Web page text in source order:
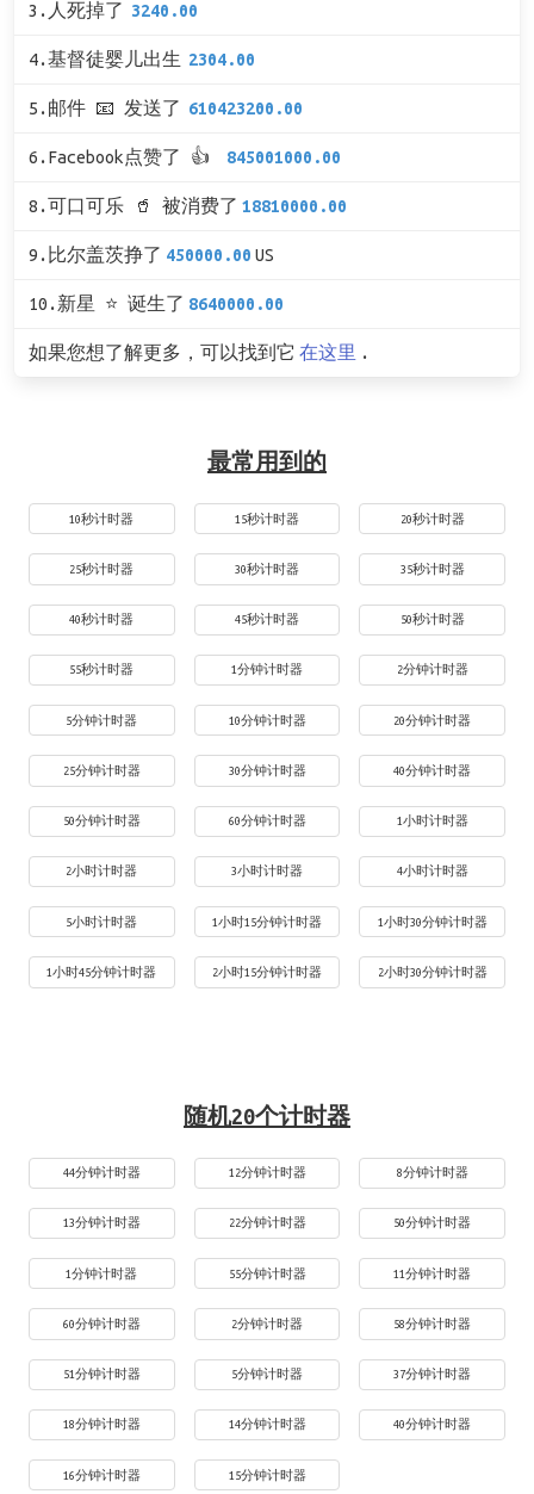
3.人死掉了 3240.00
4.基督徒婴儿出生 2304.00
5.邮件 📧 发送了 610423200.00
6.Facebook点赞了 👍 845001000.00
8.可口可乐 🥤 被消费了 18810000.00
9.比尔盖茨挣了 450000.00 US
10.新星 ⭐ 诞生了 8640000.00
如果您想了解更多，可以找到它 在这里 .
最常用到的
10秒计时器 15秒计时器 20秒计时器
25秒计时器 30秒计时器 35秒计时器
40秒计时器 45秒计时器 50秒计时器
55秒计时器 1分钟计时器 2分钟计时器
5分钟计时器 10分钟计时器 20分钟计时器
25分钟计时器 30分钟计时器 40分钟计时器
50分钟计时器 60分钟计时器 1小时计时器
2小时计时器 3小时计时器 4小时计时器
5小时计时器 1小时15分钟计时器 1小时30分钟计时器
1小时45分钟计时器 2小时15分钟计时器 2小时30分钟计时器
随机20个计时器
44分钟计时器 12分钟计时器 8分钟计时器
13分钟计时器 22分钟计时器 50分钟计时器
1分钟计时器 55分钟计时器 11分钟计时器
60分钟计时器 2分钟计时器 58分钟计时器
51分钟计时器 5分钟计时器 37分钟计时器
18分钟计时器 14分钟计时器 40分钟计时器
16分钟计时器 15分钟计时器